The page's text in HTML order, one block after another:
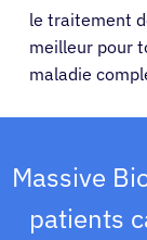
le traitement
meilleur pour
maladie
Massive
patients